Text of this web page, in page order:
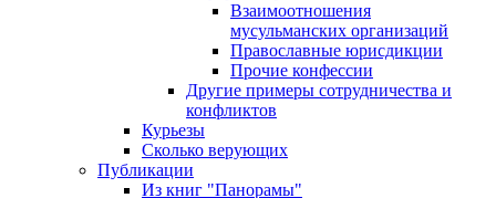
Взаимоотношения
мусульманских организаций
Православные юрисдикции
Прочие конфессии
Другие примеры сотрудничества и
конфликтов
Курьезы
Сколько верующих
Публикации
Из книг "Панорамы"